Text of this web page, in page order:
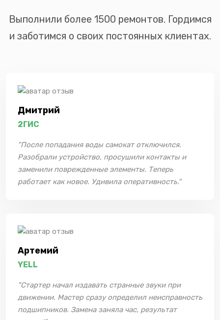
Выполнили более 1500 ремонтов. Гордимся
и заботимся о своих постоянных клиентах.
Дмитрий
2ГИС
"После попадания воды самокат отключился.
Разобрали устройство, просушили контакты и
заменили поврежденные элементы. Теперь
работает как новое. Удивила оперативность."
Артемий
YELL
"Стартер начал издавать странные звуки при
движении. Мастер сразу определил неисправность
подшипников. Замена заняла час, результат